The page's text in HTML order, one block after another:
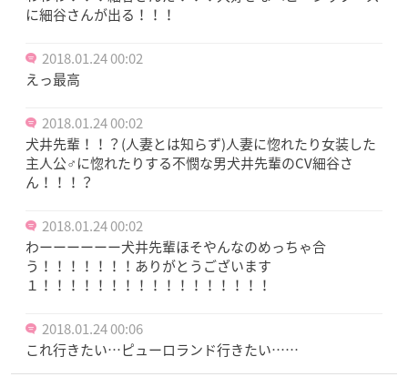
に細谷さんが出る！！！
2018.01.24 00:02
えっ最高
2018.01.24 00:02
犬井先輩！！？(人妻とは知らず)人妻に惚れたり女装した
主人公♂に惚れたりする不憫な男犬井先輩のCV細谷さ
ん！！！？
2018.01.24 00:02
わーーーーーー犬井先輩ほそやんなのめっちゃ合
う！！！！！！！ありがとうございます
１！！！！！！！！！！！！！！！！！
2018.01.24 00:06
これ行きたい…ピューロランド行きたい……